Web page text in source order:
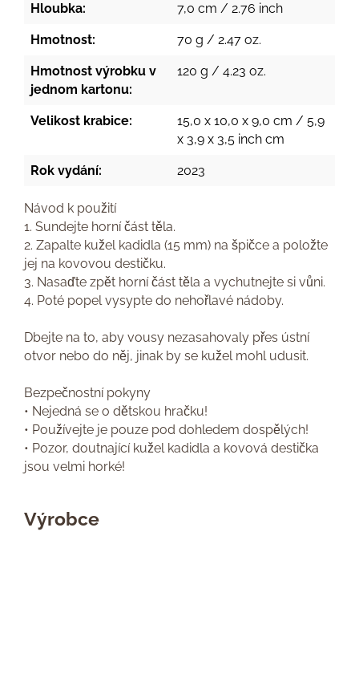
Hloubka: 7,0 cm / 2.76 inch
Hmotnost: 70 g / 2.47 oz.
Hmotnost výrobku v
jednom kartonu:
120 g / 4.23 oz.
Velikost krabice:
15,0 x 10,0 x 9,0 cm / 5,9
x 3,9 x 3,5 inch cm
Rok vydání: 2023
Návod k použití
1. Sundejte horní část těla.
2. Zapalte kužel kadidla (15 mm) na špičce a položte
jej na kovovou destičku.
3. Nasaďte zpět horní část těla a vychutnejte si vůni.
4. Poté popel vysypte do nehořlavé nádoby.
Dbejte na to, aby vousy nezasahovaly přes ústní
otvor nebo do něj, jinak by se kužel mohl udusit.
Bezpečnostní pokyny
• Nejedná se o dětskou hračku!
• Používejte je pouze pod dohledem dospělých!
• Pozor, doutnající kužel kadidla a kovová destička
jsou velmi horké!
Výrobce